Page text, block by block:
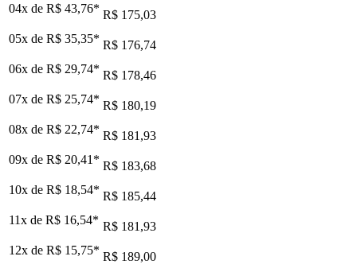
04x de R$ 43,76* R$ 175,03
05x de R$ 35,35* R$ 176,74
06x de R$ 29,74* R$ 178,46
07x de R$ 25,74* R$ 180,19
08x de R$ 22,74* R$ 181,93
09x de R$ 20,41 * R$ 183,68
10x de R$ 18,54* R$ 185,44
11x de R$ 16,54* R$ 181,93
12x de R$ 15,75* R$ 189,00